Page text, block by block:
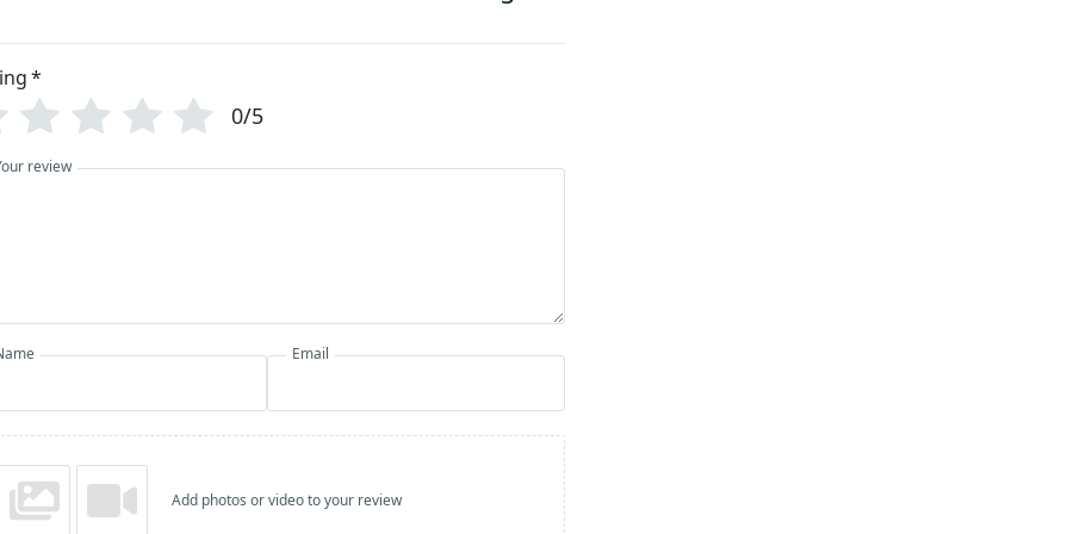
*
0/5
review
Email
Add photos or video to your review